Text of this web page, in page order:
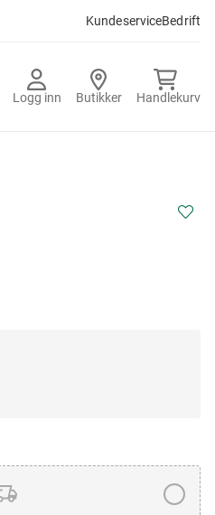
KundeserviceBedrift
Logg inn Butikker Handlekurv